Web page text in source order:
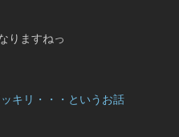
りますねっ
キリ・・・というお話